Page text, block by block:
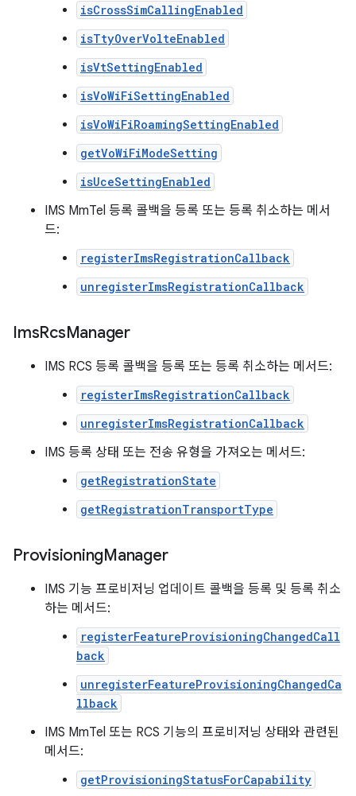
isCrossSimCallingEnabled
isTtyOverVolteEnabled
isVtSettingEnabled
isVoWiFiSettingEnabled
isVoWiFiRoamingSettingEnabled
getVoWiFiModeSetting
isUceSettingEnabled
IMS MmTel 등록 콜백을 등록 또는 등록 취소하는 메서
드:
registerImsRegistrationCallback
unregisterImsRegistrationCallback
ImsRcsManager
IMS RCS 등록 콜백을 등록 또는 등록 취소하는 메서드:
registerImsRegistrationCallback
unregisterImsRegistrationCallback
IMS 등록 상태 또는 전송 유형을 가져오는 메서드:
getRegistrationState
getRegistrationTransportType
ProvisioningManager
IMS 기능 프로비저닝 업데이트 콜백을 등록 및 등록 취소
하는 메서드:
registerFeatureProvisioningChangedCall
back
unregisterFeatureProvisioningChangedCa
llback
IMS MmTel 또는 RCS 기능의 프로비저닝 상태와 관련된
메서드:
getProvisioningStatusForCapability